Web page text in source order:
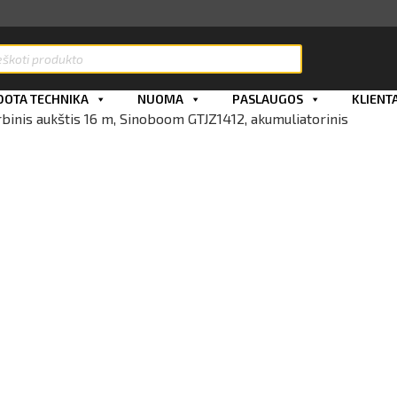
TECHNIKA NUOMA PASLAUGOS
aukštis 16 m, Sinoboom GTJZ1412, akumuliatorinis